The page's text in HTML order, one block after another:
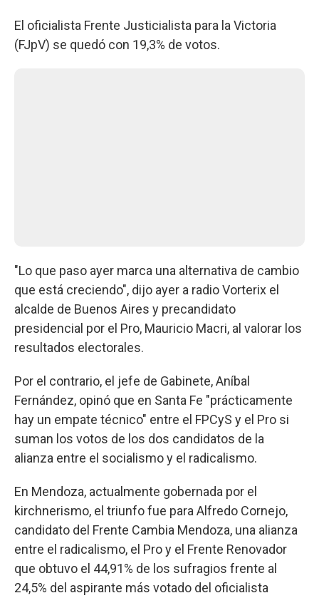
El oficialista Frente Justicialista para la Victoria
(FJpV) se quedó con 19,3% de votos.
"Lo que paso ayer marca una alternativa de cambio
que está creciendo", dijo ayer a radio Vorterix el
alcalde de Buenos Aires y precandidato
presidencial por el Pro, Mauricio Macri, al valorar los
resultados electorales.
Por el contrario, el jefe de Gabinete, Aníbal
Fernández, opinó que en Santa Fe "prácticamente
hay un empate técnico" entre el FPCyS y el Pro si
suman los votos de los dos candidatos de la
alianza entre el socialismo y el radicalismo.
En Mendoza, actualmente gobernada por el
kirchnerismo, el triunfo fue para Alfredo Cornejo,
candidato del Frente Cambia Mendoza, una alianza
entre el radicalismo, el Pro y el Frente Renovador
que obtuvo el 44,91% de los sufragios frente al
24,5% del aspirante más votado del oficialista